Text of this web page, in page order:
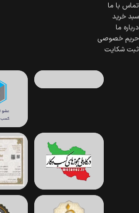
تماس با ما
سبد خرید
درباره ما
حریم خصوصی
ثبت شکایت